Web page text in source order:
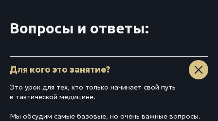
Вопросы и ответы:
Для кого это занятие?
Это урок для тех, кто только начинает свой путь
в тактической медицине.
Мы обсудим самые базовые, но очень важные вопросы.